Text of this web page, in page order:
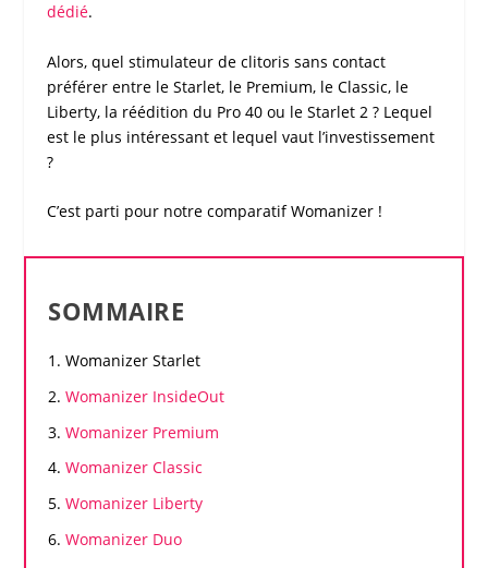
dédié.
Alors, quel stimulateur de clitoris sans contact
préférer entre le Starlet, le Premium, le Classic, le
Liberty, la réédition du Pro 40 ou le Starlet 2 ? Lequel
est le plus intéressant et lequel vaut l’investissement
?
C’est parti pour notre comparatif Womanizer!
SOMMAIRE
Womanizer Starlet
Womanizer InsideOut
Womanizer Premium
Womanizer Classic
Womanizer Liberty
Womanizer Duo